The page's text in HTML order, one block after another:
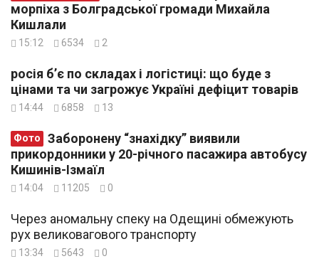
морпіха з Болградської громади Михайла
Кишлали
15:12 6534 2
росія б’є по складах і логістиці: що буде з
цінами та чи загрожує Україні дефіцит товарів
14:44 6858 13
Фото
прикордонники у 20-річного пасажира автобусу
Кишинів-Ізмаїл
14:04 11205 0
Через аномальну спеку на Одещині обмежують
рух великовагового транспорту
13:34 5643 0